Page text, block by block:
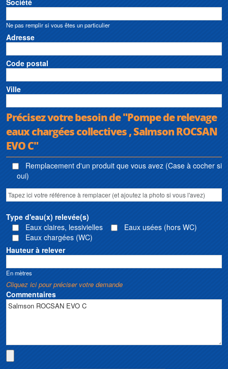
Ne pas remplir si vous êtes un particulier
Adresse
Code postal
Ville
Précisez votre besoin de "Pompe de relevage
eaux chargées collectives , Salmson ROCSAN
EVO C"
Remplacement d'un produit que vous avez (Case à cocher si
oui)
Type d'eau(x) relevée(s)
Eaux claires, lessivielles
Eaux usées (hors WC)
Eaux chargées (WC)
Hauteur à relever
En mètres
Cliquez ici pour préciser votre demande
Commentaires